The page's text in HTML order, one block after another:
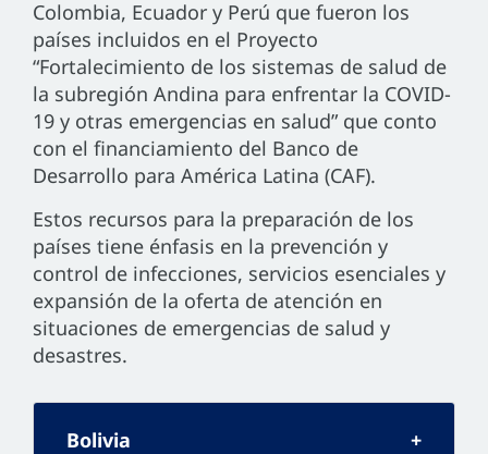
Colombia, Ecuador y Perú que fueron los
países incluidos en el Proyecto
“Fortalecimiento de los sistemas de salud de
la subregión Andina para enfrentar la COVID-
19 y otras emergencias en salud” que conto
con el financiamiento del Banco de
Desarrollo para América Latina (CAF).
Estos recursos para la preparación de los
países tiene énfasis en la prevención y
control de infecciones, servicios esenciales y
expansión de la oferta de atención en
situaciones de emergencias de salud y
desastres.
Bolivia